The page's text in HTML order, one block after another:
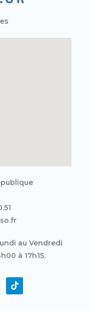
au Vendredi
à 17h15.